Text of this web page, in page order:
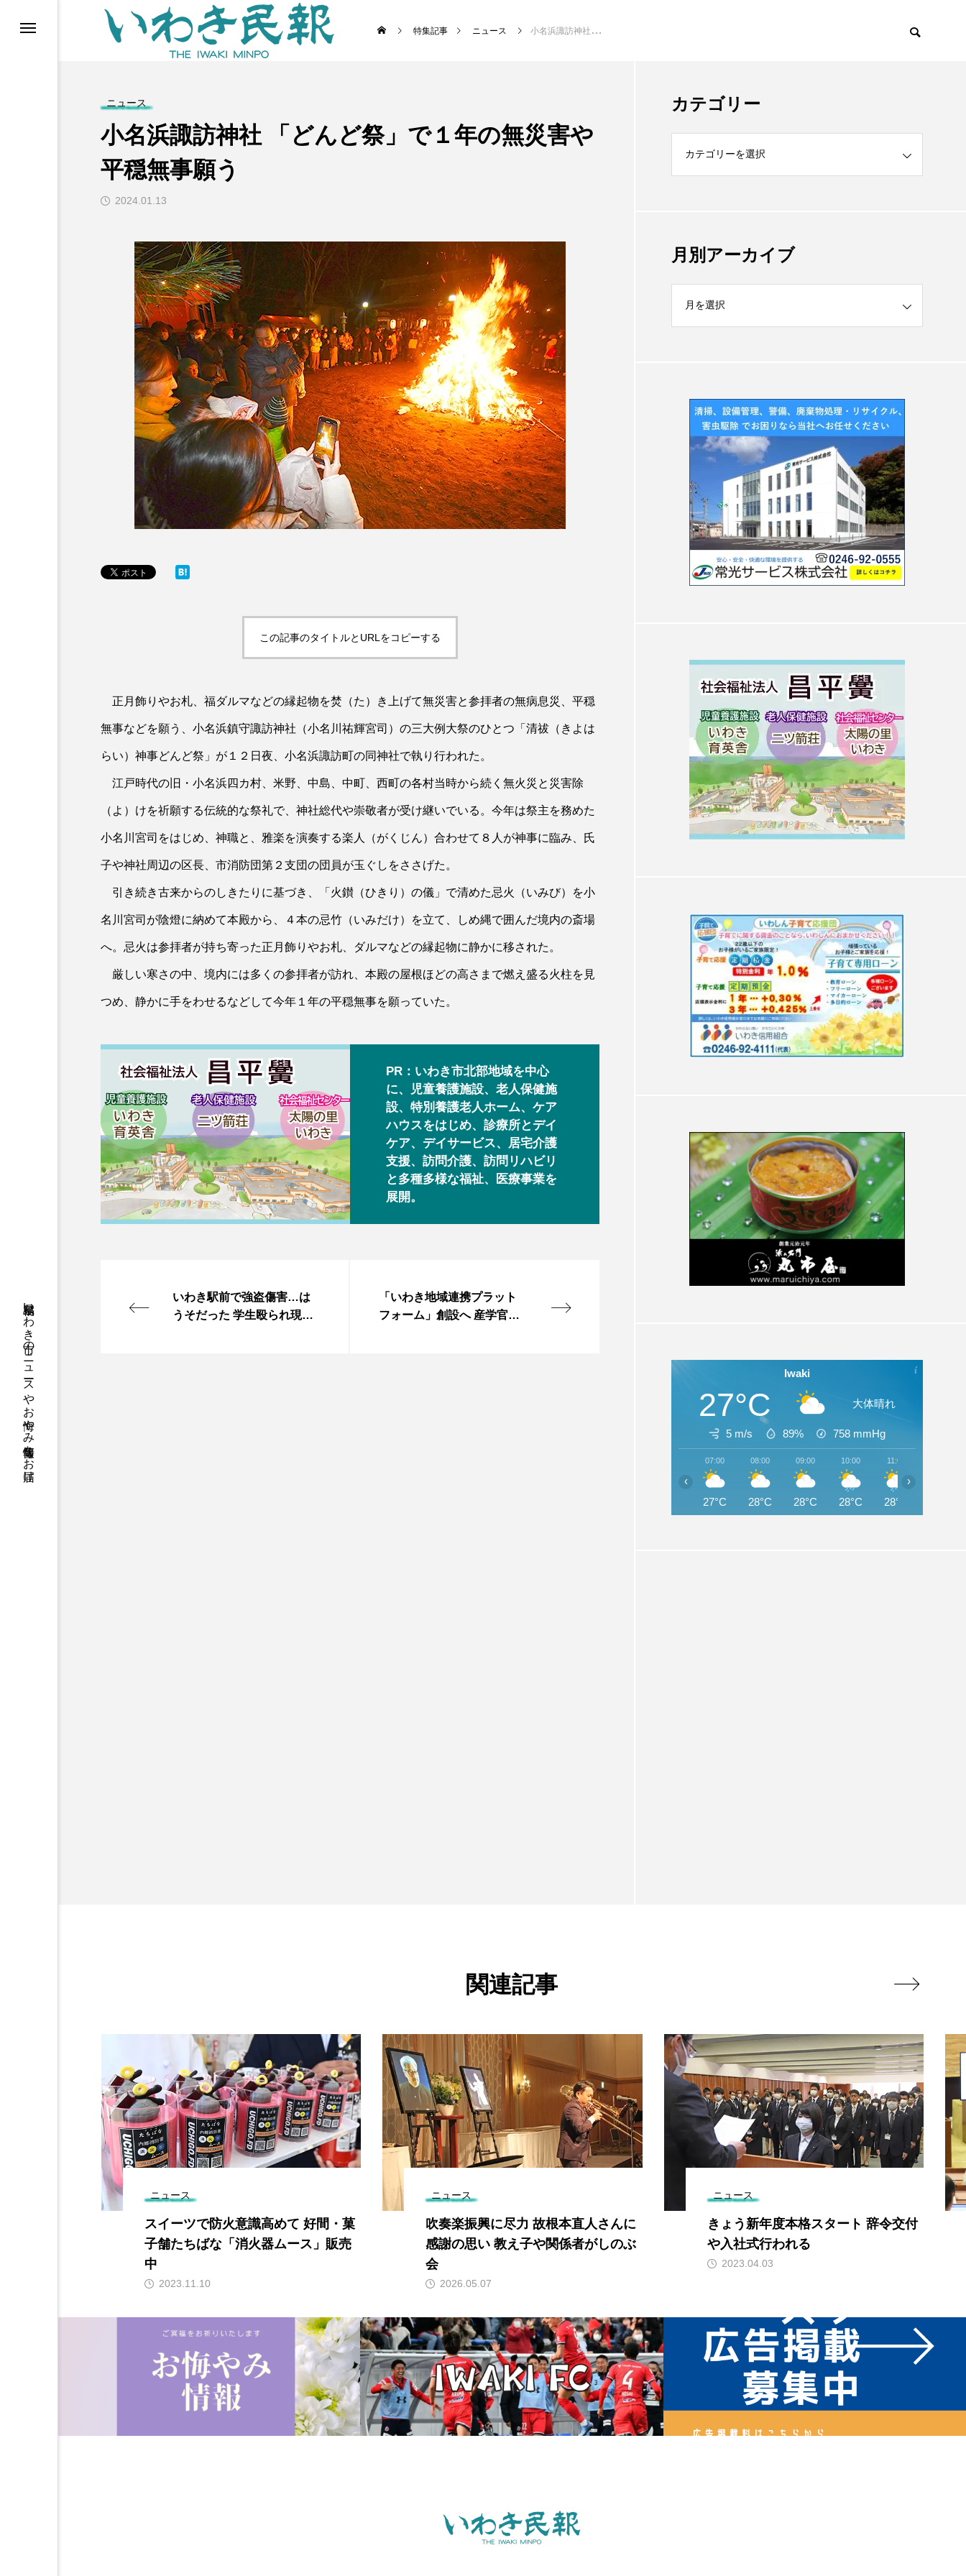
福島県いわき市のニュースやお悔やみ情報等をお届け
特集記事 ニュース 小名浜諏訪神社 「どんど祭」で１年の無災害や平穏無事願う
ニュース
小名浜諏訪神社 「どんど祭」で１年の無災害や
平穏無事願う
2024.01.13
この記事のタイトルとURLをコピーする
正月飾りやお札、福ダルマなどの縁起物を焚（た）き上げて無災害と参拝者の無病息災、平穏
無事などを願う、小名浜鎮守諏訪神社（小名川祐輝宮司）の三大例大祭のひとつ「清祓（きよは
らい）神事どんど祭」が１２日夜、小名浜諏訪町の同神社で執り行われた。
江戸時代の旧・小名浜四カ村、米野、中島、中町、西町の各村当時から続く無火災と災害除
（よ）けを祈願する伝統的な祭礼で、神社総代や崇敬者が受け継いでいる。今年は祭主を務めた
小名川宮司をはじめ、神職と、雅楽を演奏する楽人（がくじん）合わせて８人が神事に臨み、氏
子や神社周辺の区長、市消防団第２支団の団員が玉ぐしをささげた。
引き続き古来からのしきたりに基づき、「火鑚（ひきり）の儀」で清めた忌火（いみび）を小
名川宮司が陰燈に納めて本殿から、４本の忌竹（いみだけ）を立て、しめ縄で囲んだ境内の斎場
へ。忌火は参拝者が持ち寄った正月飾りやお札、ダルマなどの縁起物に静かに移された。
厳しい寒さの中、境内には多くの参拝者が訪れ、本殿の屋根ほどの高さまで燃え盛る火柱を見
つめ、静かに手をわせるなどして今年１年の平穏無事を願っていた。
PR：いわき市北部地域を中心
に、児童養護施設、老人保健施
設、特別養護老人ホーム、ケア
ハウスをはじめ、診療所とデイ
ケア、デイサービス、居宅介護
支援、訪問介護、訪問リハビリ
と多種多様な福祉、医療事業を
展開。
いわき駅前で強盗傷害…は
うそだった 学生殴られ現金
「いわき地域連携プラット
フォーム」創設へ 産学官で
カテゴリー
月別アーカイブ
Iwaki
27°C 大体晴れ
5 m/s 89% 758 mmHg
07:00
27°C
08:00
28°C
09:00
28°C
10:00
28°C
11:00
28°C
‹ ›
関連記事
ニュース
スイーツで防火意識高めて 好間・菓
子舗たちばな「消火器ムース」販売
中
2023.11.10
ニュース
吹奏楽振興に尽力 故根本直人さんに
感謝の思い 教え子や関係者がしのぶ
会
2026.05.07
ニュース
きょう新年度本格スタート 辞令交付
や入社式行われる
2023.04.03
